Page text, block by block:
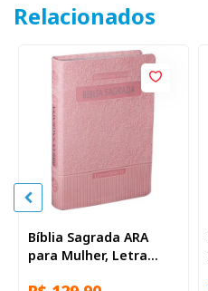
Relacionados
Bíblia Sagrada ARA
para Mulher, Letra